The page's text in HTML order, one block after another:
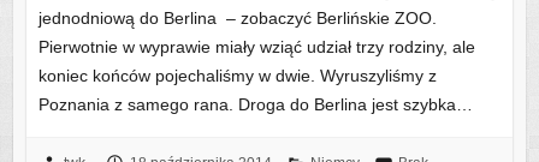
jednodniową do Berlina – zobaczyć Berlińskie ZOO.
Pierwotnie w wyprawie miały wziąć udział trzy rodziny, ale
koniec końców pojechaliśmy w dwie. Wyruszyliśmy z
Poznania z samego rana. Droga do Berlina jest szybka…